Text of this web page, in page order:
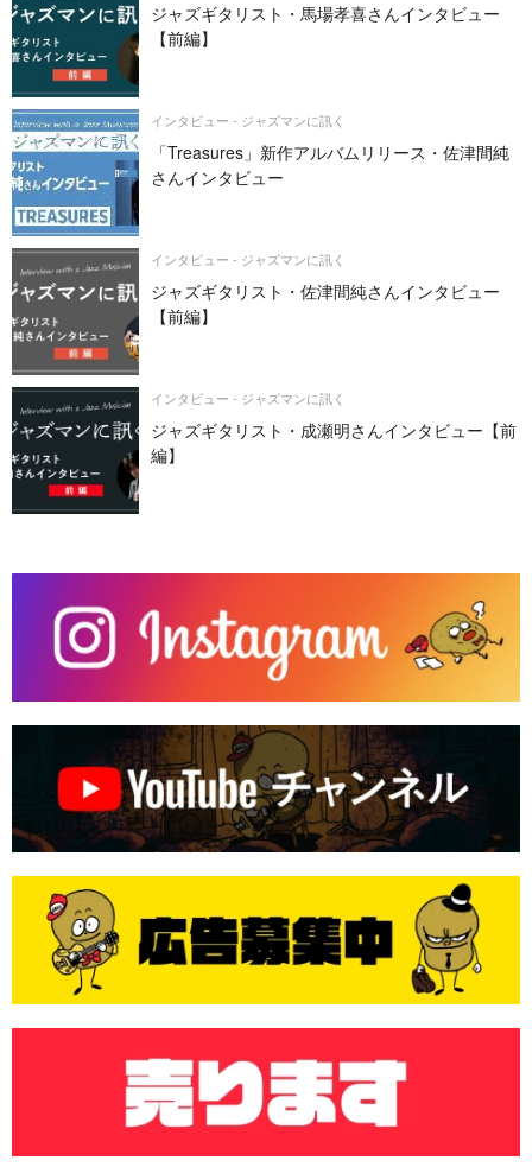
ジャズギタリスト・馬場孝喜さんインタビュー
【前編】
インタビュー - ジャズマンに訊く
「Treasures」新作アルバムリリース・佐津間純
さんインタビュー
インタビュー - ジャズマンに訊く
ジャズギタリスト・佐津間純さんインタビュー
【前編】
インタビュー - ジャズマンに訊く
ジャズギタリスト・成瀬明さんインタビュー【前
編】